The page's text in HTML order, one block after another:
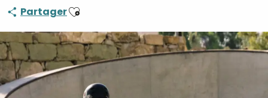
PartagerAjouter aux favoris